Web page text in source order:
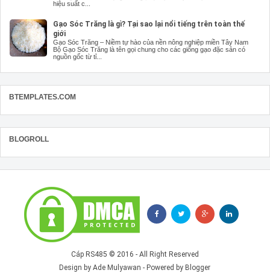
hiệu suất c...
Gạo Sóc Trăng là gì? Tại sao lại nổi tiếng trên toàn thế
giới
Gạo Sóc Trăng – Niềm tự hào của nền nông nghiệp miền Tây Nam
Bộ Gạo Sóc Trăng là tên gọi chung cho các giống gạo đặc sản có
nguồn gốc từ tỉ...
BTEMPLATES.COM
BLOGROLL
Cáp RS485 © 2016 - All Right Reserved
Design byAde Mulyawan - Powered byBlogger